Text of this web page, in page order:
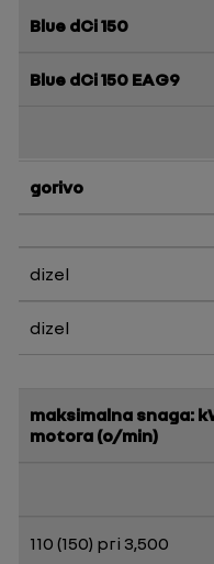
Blue dCi 150
Blue dCi 150 EAG9
gorivo
dizel
dizel
maksimalna snaga:
motora (o/min)
110 (150) pri 3,500